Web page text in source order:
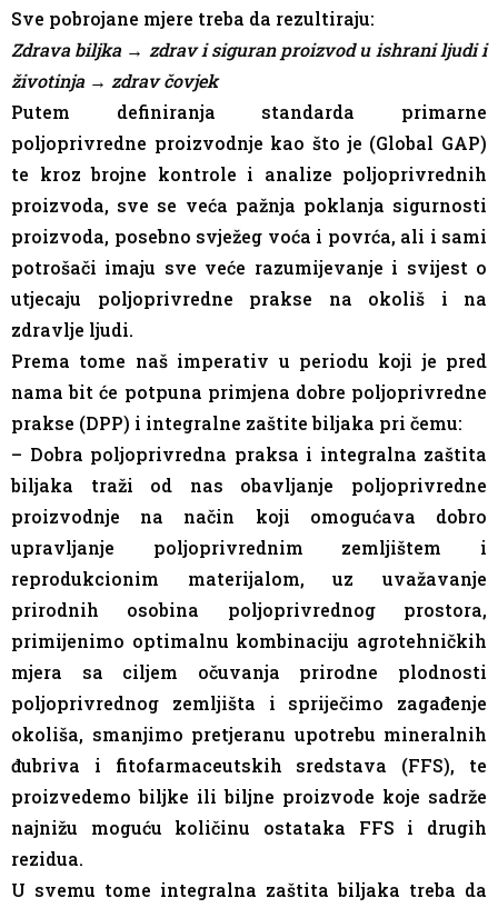
Sve pobrojane mjere treba da rezultiraju:
Zdrava biljka → zdrav i siguran proizvod u ishrani ljudi i
životinja → zdrav čovjek
Putem definiranja standarda primarne
poljoprivredne proizvodnje kao što je (Global GAP)
te kroz brojne kontrole i analize poljoprivrednih
proizvoda, sve se veća pažnja poklanja sigurnosti
proizvoda, posebno svježeg voća i povrća, ali i sami
potrošači imaju sve veće razumijevanje i svijest o
utjecaju poljoprivredne prakse na okoliš i na
zdravlje ljudi.
Prema tome naš imperativ u periodu koji je pred
nama bit će potpuna primjena dobre poljoprivredne
prakse (DPP) i integralne zaštite biljaka pri čemu:
– Dobra poljoprivredna praksa i integralna zaštita
biljaka traži od nas obavljanje poljoprivredne
proizvodnje na način koji omogućava dobro
upravljanje poljoprivrednim zemljištem i
reprodukcionim materijalom, uz uvažavanje
prirodnih osobina poljoprivrednog prostora,
primijenimo optimalnu kombinaciju agrotehničkih
mjera sa ciljem očuvanja prirodne plodnosti
poljoprivrednog zemljišta i spriječimo zagađenje
okoliša, smanjimo pretjeranu upotrebu mineralnih
đubriva i fitofarmaceutskih sredstava (FFS), te
proizvedemo biljke ili biljne proizvode koje sadrže
najnižu moguću količinu ostataka FFS i drugih
rezidua.
U svemu tome integralna zaštita biljaka treba da